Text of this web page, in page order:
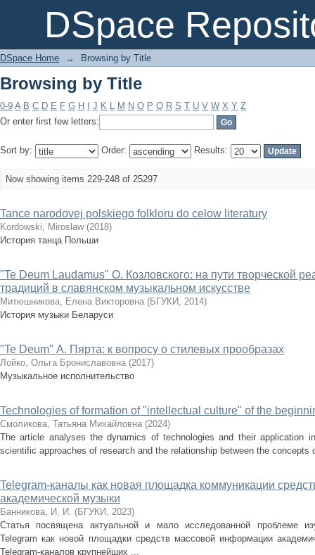
DSpace
Browsing by Title
DSpace Home → Browsing by Title
Browsing by Title
0-9 A B C D E F G H J K L M N O P Q R S T U V W X Y Z
Or enter first few letters:
Sort by: Order: Results:
Now showing items 229-248 of 25297
Tance narodovej polskiego folkloru do celow literatury
Kordowski, Miroslaw (2018)
История танца Польши
"Te Deum Laudamus" О. Козловского: на пути творческой
традиций в славянском музыкальном искусстве
Митюшникова, Елена Викторовна (БГУКИ, 2014)
История музыки Беларуси
"Te Deum" А. Пярта: к вопросу о стилевых прообразах
Лойко, Ольга Брониславовна (2017)
Музыкальное исполнительство
Technologies of formation of "intellectual culture" of the
Смоликова, Татьяна Михайловна (2024)
The article analyses the dynamics of technologies and their application
scientific approaches of research and the relationship between the
Telegram-каналы как новая площадка коммуникации
академической музыки
Банникова, И. И. (БГУКИ, 2023)
Статья посвящена актуальной и мало исследованной проблеме
Telegram как новой площадки средств массовой информации
Telegram-каналов крупнейших ...